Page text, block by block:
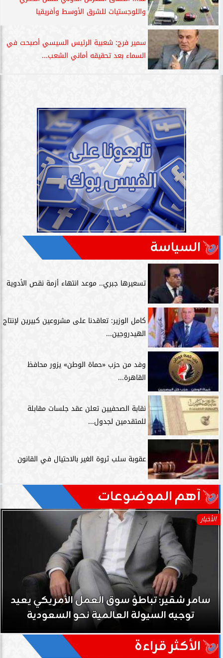
واللوجستيات للشرق الأوسط وأفريقيا
سمير فرج: شعبية الرئيس السيسي أصبحت في
السماء بعد تحقيقه أماني الشعب...
السياسة
تسعيرها جبري.. موعد انتهاء أزمة نقص الأدوية
كامل الوزير: تعاقدنا على مشروعين كبيرين لإنتاج
الهيدروجين...
وفد من حزب «حماة الوطن» يزور محافظ
القاهرة...
نقابة الصحفيين تعلن عقد جلسات مقابلة
للمتقدمين لجدول...
عقوبة سلب ثروة الغير بالاحتيال في القانون
آهم الموضوعات
الأخبار
سامر شقير: نمو صناديق الاستثمار الخاصة
حي على نجاح رؤية 2030...
الأكثر قراءة